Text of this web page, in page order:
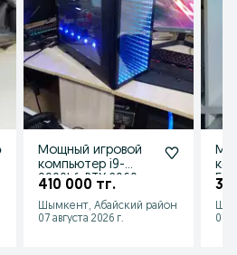
Мощный игровой
компьютер i9-
9900kf, RTX 2060
Super 8gb
410 000 тг.
Шымкент, Абайский район
07 августа 2026 г.
8gb
07